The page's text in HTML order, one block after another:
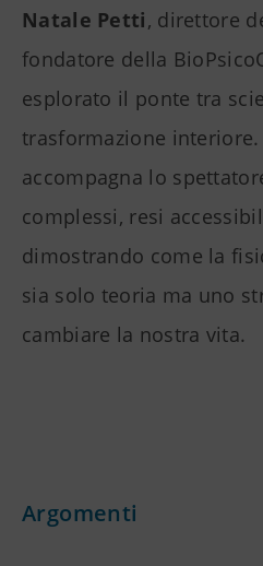
Natale Petti, direttore
fondatore della
esplorato il ponte tra
trasformazione
accompagna lo
complessi, resi
dimostrando come la
sia solo teoria ma uno
cambiare la nostra vita.
Argomenti